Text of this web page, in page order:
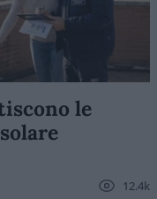
le
12.4k